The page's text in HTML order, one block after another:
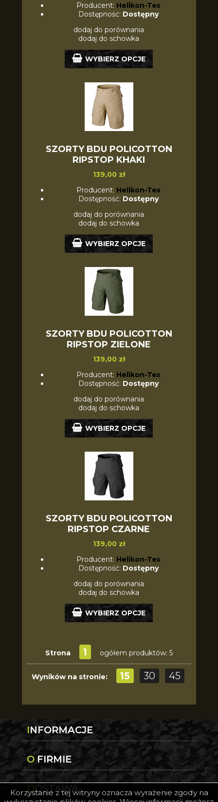
Producent: Helikon-Tex
Dostępność: Dostępny
dodaj do porównania
dodaj do schowka
WYBIERZ OPCJE
SZORTY BDU POLICOTTON
RIPSTOP KHAKI
139,00 zł
Producent: Helikon-Tex
Dostępność: Dostępny
dodaj do porównania
dodaj do schowka
WYBIERZ OPCJE
SZORTY BDU POLICOTTON
RIPSTOP ZIELONE
139,00 zł
Producent: Helikon-Tex
Dostępność: Dostępny
dodaj do porównania
dodaj do schowka
WYBIERZ OPCJE
SZORTY BDU POLICOTTON
RIPSTOP CZARNE
139,00 zł
Producent: Helikon-Tex
Dostępność: Dostępny
dodaj do porównania
dodaj do schowka
WYBIERZ OPCJE
Strona 1 ogółem produktów: 5
Wyników na stronie: 15 30 45
INFORMACJE
O FIRMIE
DOSTAWA
Korzystanie z tej witryny oznacza wyrażenie zgody na